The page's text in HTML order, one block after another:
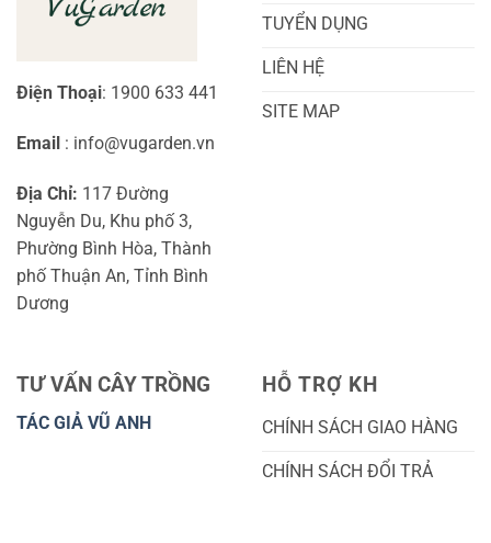
Điện Thoại: 1900 633 441
Email : info@vugarden.vn
Địa Chỉ: 117 Đường
Nguyễn Du, Khu phố 3,
Phường Bình Hòa, Thành
phố Thuận An, Tỉnh Bình
Dương
TUYỂN DỤNG
LIÊN HỆ
SITE MAP
TƯ VẤN CÂY TRỒNG
TÁC GIẢ VŨ ANH
HỖ TRỢ KH
CHÍNH SÁCH GIAO HÀNG
CHÍNH SÁCH ĐỔI TRẢ